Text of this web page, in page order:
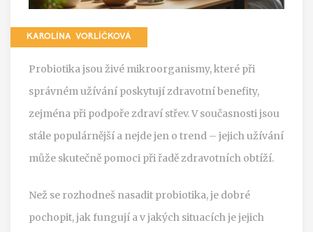
KAROLÍNA VORLÍČKOVÁ
Probiotika jsou živé mikroorganismy, které při
správném užívání poskytují zdravotní benefity,
zejména při podpoře zdraví střev. V současnosti jsou
stále populárnější a nejde jen o trend – jejich užívání
může skutečně pomoci při řadě zdravotních obtíží.
Než se rozhodneš nasadit probiotika, je dobré
pochopit, jak fungují a v jakých situacích je jejich